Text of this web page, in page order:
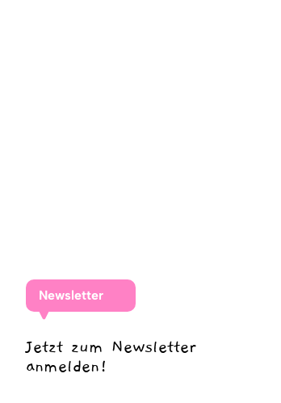
Newsletter
Jetzt zum Newsletter
anmelden!